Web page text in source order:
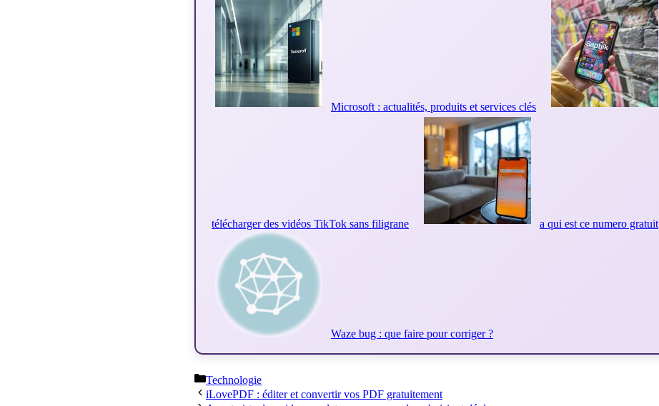
Microsoft : actualités, produits et services clés
télécharger des vidéos TikTok sans filigrane a qui est ce numero gratuit
Waze bug : que faire pour corriger ?
Catégories
Technologie
iLovePDF : éditer et convertir vos PDF gratuitement